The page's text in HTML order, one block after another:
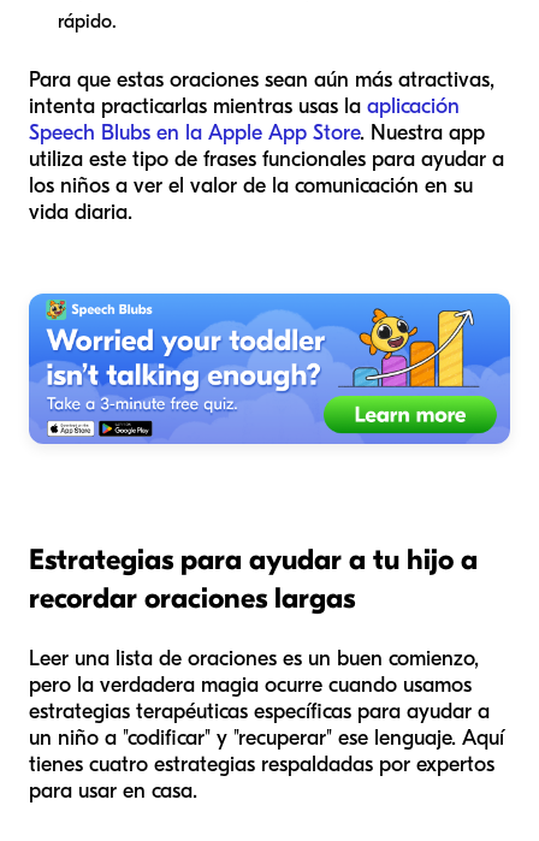
rápido.
Para que estas oraciones sean aún más atractivas,
intenta practicarlas mientras usas la aplicación
Speech Blubs en la Apple App Store. Nuestra app
utiliza este tipo de frases funcionales para ayudar a
los niños a ver el valor de la comunicación en su
vida diaria.
Estrategias para ayudar a tu hijo a
recordar oraciones largas
Leer una lista de oraciones es un buen comienzo,
pero la verdadera magia ocurre cuando usamos
estrategias terapéuticas específicas para ayudar a
un niño a "codificar" y "recuperar" ese lenguaje. Aquí
tienes cuatro estrategias respaldadas por expertos
para usar en casa.